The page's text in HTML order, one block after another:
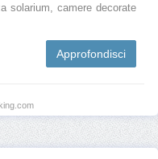
solarium, camere decorate
Approfondisci